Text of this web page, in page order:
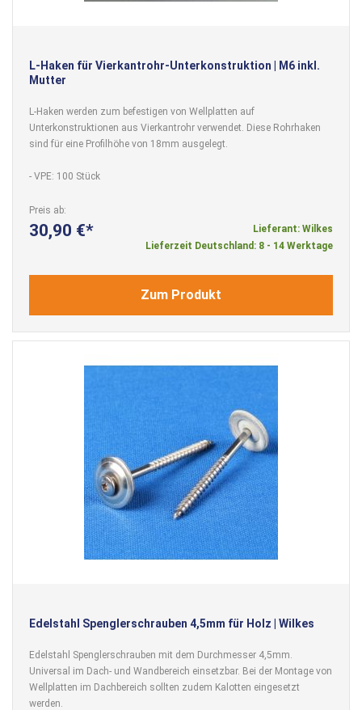
L-Haken für Vierkantrohr-Unterkonstruktion | M6 inkl.
Mutter
L-Haken werden zum befestigen von Wellplatten auf
Unterkonstruktionen aus Vierkantrohr verwendet. Diese Rohrhaken
sind für eine Profilhöhe von 18mm ausgelegt.
- VPE: 100 Stück
Preis ab
30,90 €
Lieferant: Wilkes
Lieferzeit Deutschland: 8 - 14 Werktage
Zum Produkt
Edelstahl Spenglerschrauben 4,5mm für Holz | Wilkes
Edelstahl Spenglerschrauben mit dem Durchmesser 4,5mm.
Universal im Dach- und Wandbereich einsetzbar. Bei der Montage von
Wellplatten im Dachbereich sollten zudem Kalotten eingesetzt
werden.